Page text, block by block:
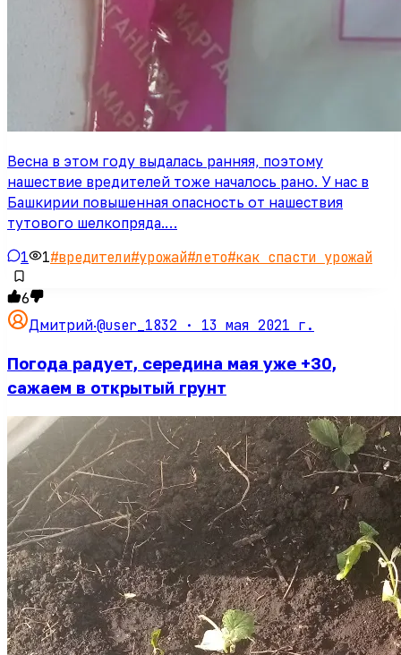
Весна в этом году выдалась ранняя, поэтому
нашествие вредителей тоже началось рано. У нас в
Башкирии повышенная опасность от нашествия
тутового шелкопряда.…
1 1#вредители#урожай#лето#как спасти урожай
6
Дмитрий·@user_1832 · 13 мая 2021 г.
Погода радует, середина мая уже +30,
сажаем в открытый грунт